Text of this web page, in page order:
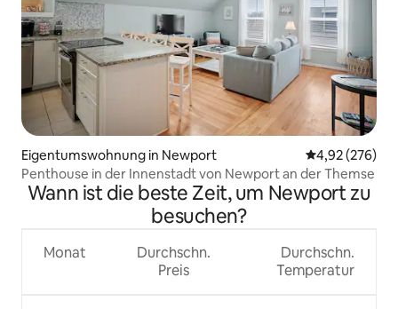
Eigentumswohnung in Newport
4,92 (276)
Penthouse in der Innenstadt von Newport an der Themse
Wann ist die beste Zeit, um Newport zu
besuchen?
Monat
Durchschn.
Preis
Durchschn.
Temperatur